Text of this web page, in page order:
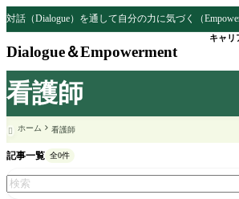
看護師
対話（Dialogue）を通して自分の力に気づく（
Dialogue＆Empowerment
キャリ
 ホーム 看護師
記事一覧 全0件